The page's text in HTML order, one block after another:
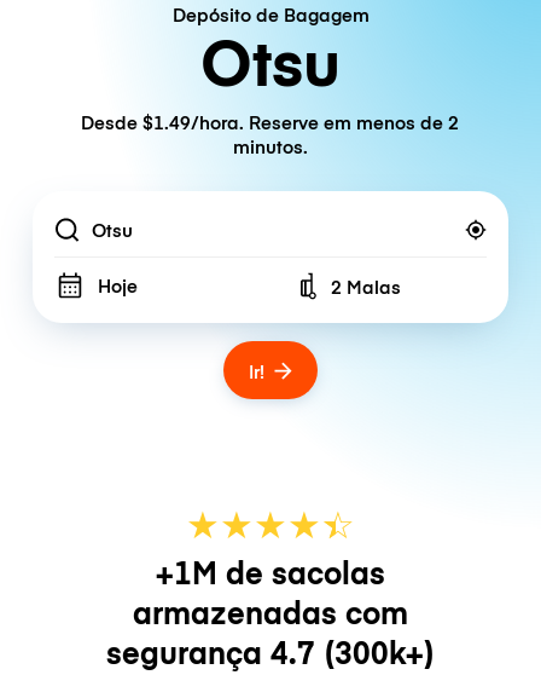
Depósito de Bagagem
Otsu
Desde $1.49/hora. Reserve em menos de 2
minutos.
Location
Hoje Number of bags
2 Malas
Ir!
★★★★☆
★
+1M de sacolas
armazenadas com
segurança 4.7 (300k+)